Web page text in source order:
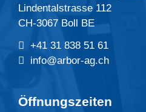
Lindentalstrasse 112
CH-3067 Boll BE
+41 31 838 51 61
info@arbor-ag.ch
Öffnungszeiten